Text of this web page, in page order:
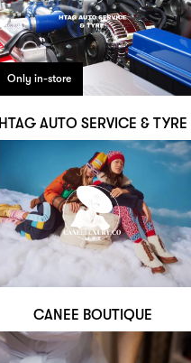
Only in-store
HTAG AUTO SERVICE & TYRE
CANEE BOUTIQUE